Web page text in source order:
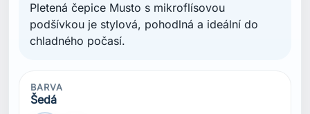
Pletená čepice Musto s mikroflísovou
podšívkou je stylová, pohodlná a ideální do
chladného počasí.
BARVA
Šedá